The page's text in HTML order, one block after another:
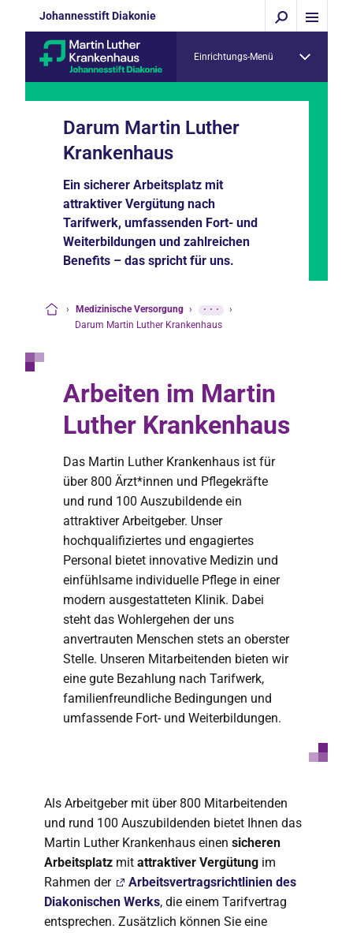
Johannesstift Diakonie
Einrichtungs-Menü
Darum Martin Luther
Krankenhaus
Ein sicherer Arbeitsplatz mit
attraktiver Vergütung nach
Tarifwerk, umfassenden Fort- und
Weiterbildungen und zahlreichen
Benefits – das spricht für uns.
› Medizinische Versorgung › ···
›
Darum Martin Luther Krankenhaus
Arbeiten im Martin
Luther Krankenhaus
Das Martin Luther Krankenhaus ist für
über 800 Ärzt*innen und Pflegekräfte
und rund 100 Auszubildende ein
attraktiver Arbeitgeber. Unser
hochqualifiziertes und engagiertes
Personal bietet innovative Medizin und
einfühlsame individuelle Pflege in einer
modern ausgestatteten Klinik. Dabei
steht das Wohlergehen der uns
anvertrauten Menschen stets an oberster
Stelle. Unseren Mitarbeitenden bieten wir
eine gute Bezahlung nach Tarifwerk,
familienfreundliche Bedingungen und
umfassende Fort- und Weiterbildungen.
Als Arbeitgeber mit über 800 Mitarbeitenden
und rund 100 Auszubildenden bietet Ihnen das
Martin Luther Krankenhaus einen sicheren
Arbeitsplatz mit attraktiver Vergütung im
Rahmen der
Arbeitsvertragsrichtlinien des
Diakonischen Werks, die einem Tarifvertrag
entsprechen. Zusätzlich können Sie eine